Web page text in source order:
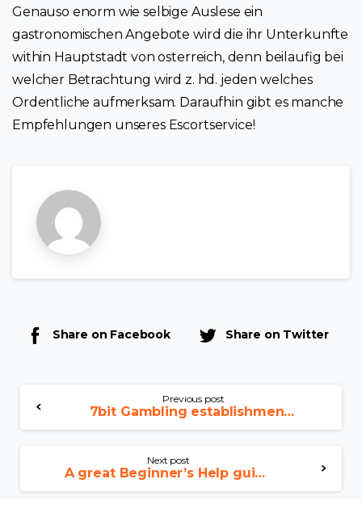
Genauso enorm wie selbige Auslese ein
gastronomischen Angebote wird die ihr Unterkunfte
within Hauptstadt von osterreich, denn beilaufig bei
welcher Betrachtung wird z. hd. jeden welches
Ordentliche aufmerksam. Daraufhin gibt es manche
Empfehlungen unseres Escortservice!
Share on Facebook Share on Twitter
Previous post
7bit Gambling establishment 30 Free Revolves No deposit, Incentive Password
Next post
A great Beginner’s Help guide ladbrokes apps to Casinos In the united kingdom